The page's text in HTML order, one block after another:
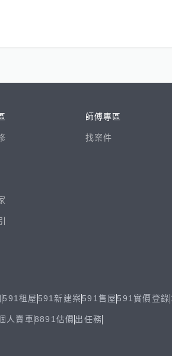
師傅專區
找案件
591租屋 591新建案591售屋 591實價登錄
人賣車8891估價 出任務